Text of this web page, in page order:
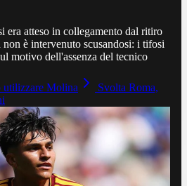
era atteso in collegamento dal ritiro
è intervenuto scusandosi: i tifosi
motivo dell'assenza del tecnico
utilizzare Molina
Svolta Roma,